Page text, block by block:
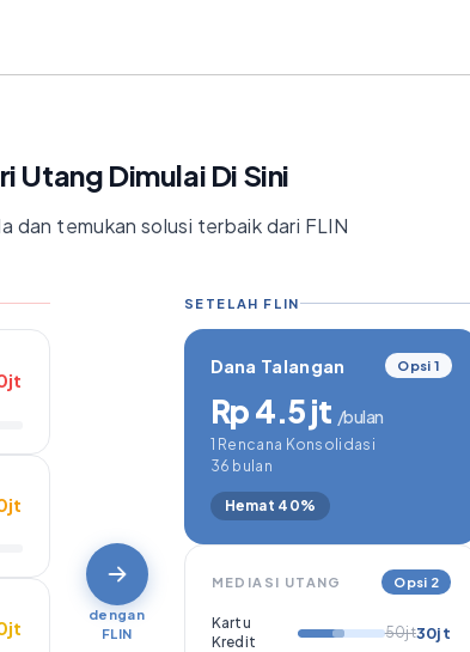
Utang Dimulai Di Sini
dan temukan solusi terbaik dari FLIN
dengan
FLIN
SETELAH FLIN
Dana Talangan Opsi 1
Rp 4.5 jt /bulan
1 Rencana Konsolidasi
36 bulan
Hemat 40%
MEDIASI UTANG Opsi 2
Kartu
Kredit
50jt30jt